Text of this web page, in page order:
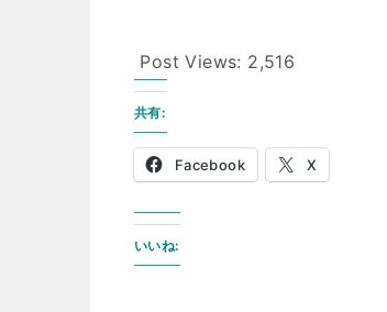
Post Views: 2,516
共有:
Facebook X
いいね: